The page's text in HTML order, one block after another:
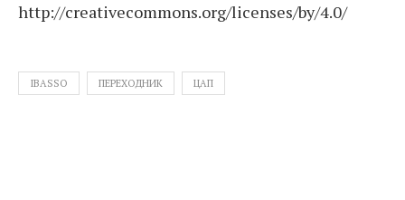
http://creativecommons.org/licenses/by/4.0/
IBASSO ПЕРЕХОДНИК ЦАП